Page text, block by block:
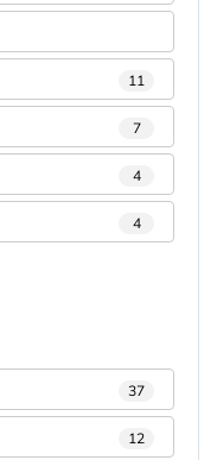
11
7
4
4
37
12